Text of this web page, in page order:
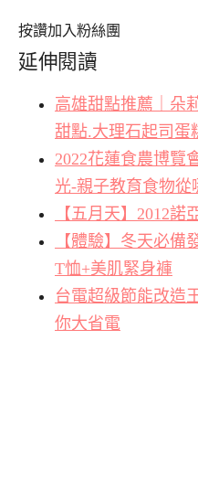
按讚加入粉絲團
延伸閱讀
高雄甜點推薦｜朵
甜點.大理石起司蛋
2022花蓮食農博覽
光-親子教育食物從
【五月天】2012諾
【體驗】冬天必備
T恤+美肌緊身褲
台電超級節能改造
你大省電